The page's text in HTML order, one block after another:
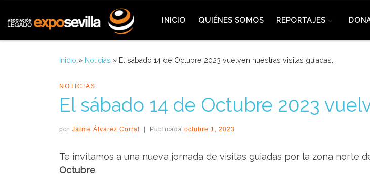
INICIO QUIÉNES SOMOS REPORTAJES
Inicio » Noticias » El sábado 14 de Octubre 2023 vuelven nuestras visitas guiadas.
NOTICIAS
El sábado 14 de Octubre 2023
por Jaime Álvarez Corral Publicada octubre 1, 2023
Te invitamos a una nueva jornada de visitas guiadas por la zona norte
Octubre.